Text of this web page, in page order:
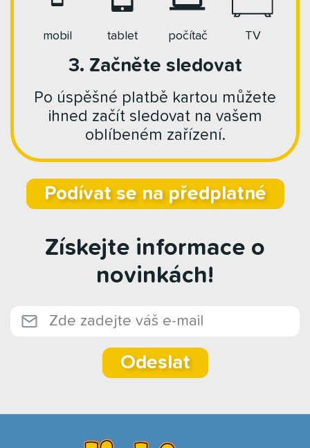
mobil tablet počítač TV
3. Začněte sledovat
Po úspěšné platbě kartou můžete
ihned začít sledovat na vašem
oblíbeném zařízení.
Podívat se na předplatné
Získejte informace o
novinkách!
Odeslat